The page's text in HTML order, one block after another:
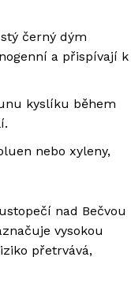
černý dým
a přispívají k
kyslíku během
nebo xyleny,
nad Bečvou
vysokou
přetrvává,